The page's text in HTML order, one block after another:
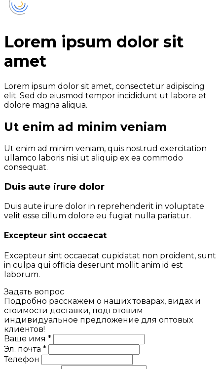
Lorem ipsum dolor sit
amet
Lorem ipsum dolor sit amet, consectetur adipiscing
elit. Sed do eiusmod tempor incididunt ut labore et
dolore magna aliqua.
Ut enim ad minim veniam
Ut enim ad minim veniam, quis nostrud exercitation
ullamco laboris nisi ut aliquip ex ea commodo
consequat.
Duis aute irure dolor
Duis aute irure dolor in reprehenderit in voluptate
velit esse cillum dolore eu fugiat nulla pariatur.
Excepteur sint occaecat
Excepteur sint occaecat cupidatat non proident, sunt
in culpa qui officia deserunt mollit anim id est
laborum.
Задать вопрос
Подробно расскажем о наших товарах, видах и
стоимости доставки, подготовим
индивидуальное предложение для оптовых
клиентов!
Ваше имя *
Эл. почта *
Телефон